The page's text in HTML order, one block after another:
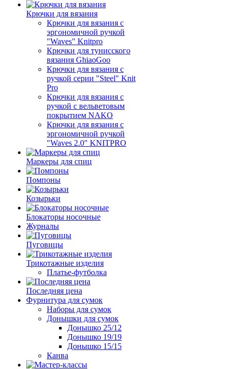
Крючки для вязания
Крючки для вязания с
эргономичной ручкой
"Waves" Knitpro
Крючки для тунисского
вязания GhiaoGoo
Крючки для вязания с
ручкой серии "Steel" Knit
Pro
Крючки для вязания с
ручкой с вельветовым
покрытием NAKO
Крючки для вязания с
эргономичной ручкой
"Waves 2.0" KNITPRO
Маркеры для спиц
Помпоны
Козырьки
Блокаторы носочные
Журналы
Пуговицы
Трикотажные изделия
Платье-футболка
Последняя цена
Фурнитура для сумок
Наборы для сумок
Донышки для сумок
Донышко 25/12
Донышко 19/19
Донышко 15/15
Канва